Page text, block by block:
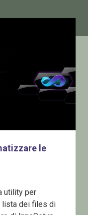
le
utility per
lista dei files di